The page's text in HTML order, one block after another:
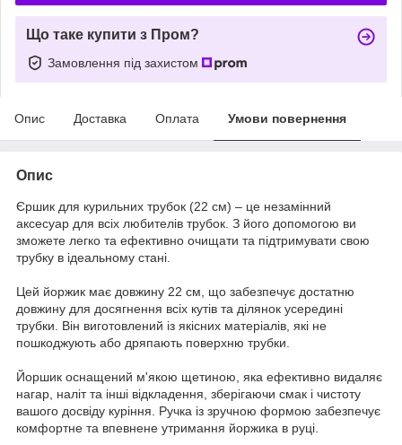
Що таке купити з Пром?
Замовлення під захистом
Опис Доставка Оплата Умови повернення
Опис
Єршик для курильних трубок (22 см) – це незамінний
аксесуар для всіх любителів трубок. З його допомогою ви
зможете легко та ефективно очищати та підтримувати свою
трубку в ідеальному стані.
Цей йоржик має довжину 22 см, що забезпечує достатню
довжину для досягнення всіх кутів та ділянок усередині
трубки. Він виготовлений із якісних матеріалів, які не
пошкоджують або дряпають поверхню трубки.
Йоршик оснащений м'якою щетиною, яка ефективно видаляє
нагар, наліт та інші відкладення, зберігаючи смак і чистоту
вашого досвіду куріння. Ручка із зручною формою забезпечує
комфортне та впевнене утримання йоржика в руці.